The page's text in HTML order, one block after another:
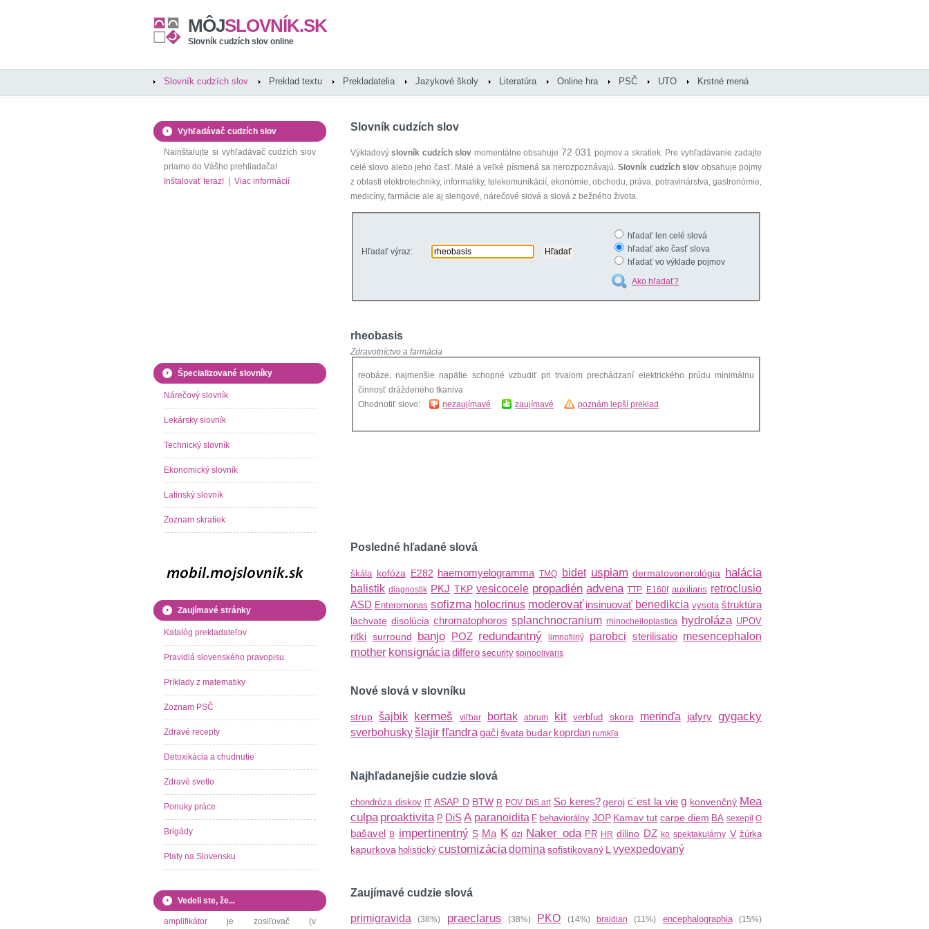
MÔJSLOVNÍK.SK
Slovník cudzích slov online
Slovník cudzích slov Preklad textu Prekladatelia Jazykové školy Literatúra Online hra PSČ UTO Krstné mená
Slovník cudzích slov
Výkladovýslovník cudzích slov momentálne obsahuje 72 031 pojmov a skratiek. Pre vyhľadávanie zadajte
celé slovo alebo jeho časť. Malé a veľké písmená sa nerozpoznávajú.Slovník cudzích slov obsahuje pojmy
z oblasti elektrotechniky, informatiky, telekomunikácií, ekonómie, obchodu, práva, potravinárstva, gastronómie,
medicíny, farmácie ale aj slengové, nárečové slová a slová z bežného života.
Hľadať výraz:
hľadať len celé slová
hľadať ako časť slova
hľadať vo výklade pojmov
Ako hľadať?
rheobasis
Zdravotníctvo a farmácia
reobáze, najmenšie napätie schopné vzbudiť pri trvalom prechádzaní elektrického prúdu minimálnu
činnosť dráždeného tkaniva
Ohodnotiť slovo:
nezaujímavé zaujímavé poznám lepší preklad
Posledné hľadané slová
škála kofóza E282 haemomyelogramma TMQ bidet uspiam dermatovenerológia halácia
balistik diagnostik PKJ TKP vesicocele propadién advena TTP E160f auxiliaris retroclusio
ASD Enteromonas sofizma holocrinus moderovať insinuovať benedikcia vysota štruktúra
lachvate disolúcia chromatophoros splanchnocranium rhinocheiloplastica hydroláza UPOV
ritki surround banjo POZ redundantný limnofilný parobci sterilisatio mesencephalon
mother konsignáciadiffero security spinoolivaris
Nové slová v slovníku
strup šajbik kermeš viľbar bortak abrum kit verbľud skora merinďa jafyry gygacky
sverbohuskyšlajirfľandragačišvata budar koprdan rumkľa
Najhľadanejšie cudzie slová
chondróza diskov IT ASAP D BTW R POV DiS.art So keres? geroj c´est la vie g konvenčný Mea
culpa proaktivita P DiSA paranoidita F behaviorálny JOP Kamav tut carpe diem BA sexepíl O
bašavel B impertinentný S Ma K dzi Naker oda PR HR dilino DZ ko spektakulárny V žúrka
kapurkova holistický customizáciadomina sofistikovaný L vyexpedovaný
Zaujímavé cudzie slová
primigravida (38%) praeclarus (38%) PKO (14%) braldian (11%) encephalographia(15%)
Vyhľadávač cudzích slov
Nainštalujte si vyhľadávač cudzích slov
priamo do Vášho prehliadača!
Inštalovať teraz!
Viac informácií
Špecializované slovníky
Nárečový slovník
Lekársky slovník
Technický slovník
Ekonomický slovník
Latinský slovník
Zoznam skratiek
Zaujímavé stránky
Katalóg prekladateľov
Pravidlá slovenského pravopisu
Príklady z matematiky
Zoznam PSČ
Zdravé recepty
Detoxikácia a chudnutie
Zdravé svetlo
Ponuky práce
Brigády
Platy na Slovensku
Vedeli ste, že...
amplifikátor je zosiľovač (v